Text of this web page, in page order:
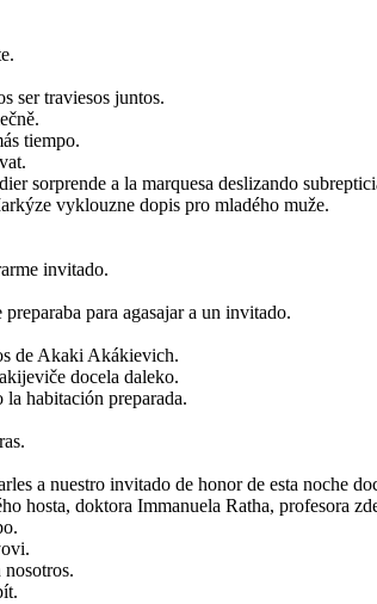
ser traviesos juntos.
tiempo.
sorprende a la marquesa deslizando
vyklouzne dopis pro mladého muže.
invitado.
para agasajar a un invitado.
de Akaki Akákievich.
docela daleko.
habitación preparada.
a nuestro invitado de honor de esta noche
hosta, doktora Immanuela Ratha, profesora